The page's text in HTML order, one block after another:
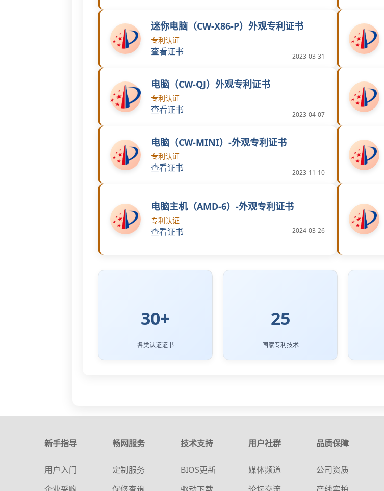
2023-03-31
迷你电脑（CW-X86-P）外观专利证书
专利认证
查看证书
2023-04-07
电脑（CW-QJ）外观专利证书
专利认证
查看证书
2023-11-10
电脑（CW-MINI）-外观专利证书
专利认证
查看证书
2024-03-26
电脑主机（AMD-6）-外观专利证书
专利认证
查看证书
30+
各类认证证书
25
国家专利技术
新手指导
用户入门
畅网服务
定制服务
技术支持
BIOS更新
用户社群
媒体频道
品质保障
公司资质